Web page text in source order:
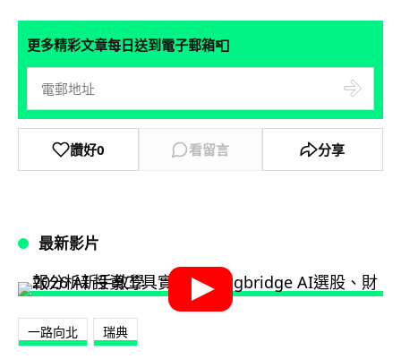
更多精彩文章每日送到電子郵箱📮
讚好0 看留言 分享
最新影片
一路向北 瑞典